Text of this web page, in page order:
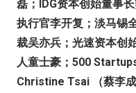
磊；IDG资本创始董事
执行官李开复；淡马锡
裁吴亦兵；光速资本创
人童士豪；500
Christine Tsai （蔡李